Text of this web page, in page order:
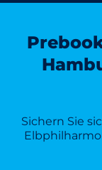
Sichern Sie